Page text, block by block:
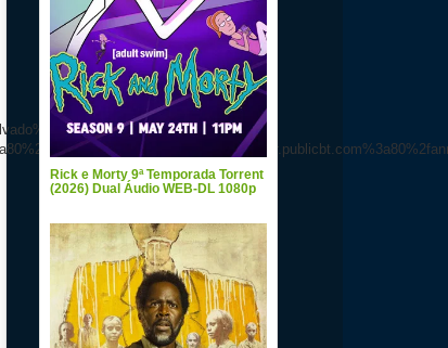
Rick e Morty 9ª Temporada Torrent
(2026) Dual Áudio WEB-DL 1080p